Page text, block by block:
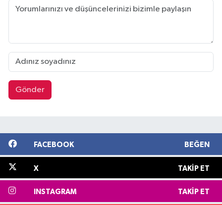
Gönder
FACEBOOK BEĞEN
X TAKIP ET
INSTAGRAM TAKIP ET